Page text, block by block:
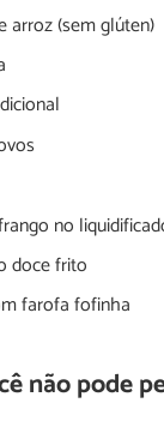
arroz (sem glúten)
no
doce frito
farofa fofinha
não pode